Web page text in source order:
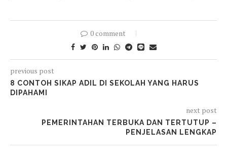
0 comment
previous post
8 CONTOH SIKAP ADIL DI SEKOLAH YANG HARUS
DIPAHAMI
next post
PEMERINTAHAN TERBUKA DAN TERTUTUP –
PENJELASAN LENGKAP